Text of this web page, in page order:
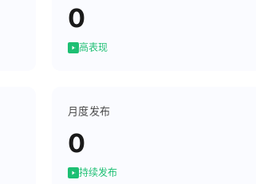
0
高表现
月度发布
0
持续发布